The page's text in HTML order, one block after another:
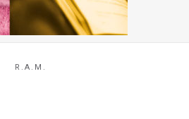
R.A.M.